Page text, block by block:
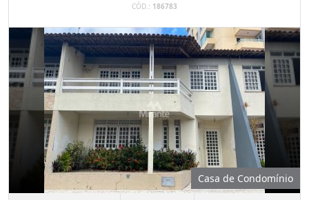
CÓD.: 186783
Casa de Condomínio